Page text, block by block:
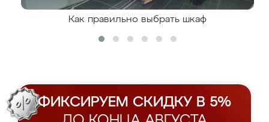
Как правильно выбрать шкаф
ФИКСИРУЕМ СКИДКУ В 5%